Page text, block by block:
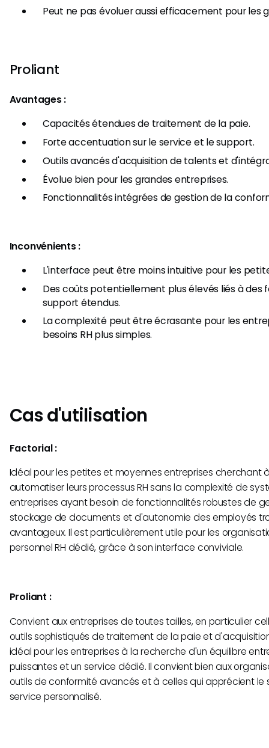
Peut ne pas évoluer aussi efficacement pour les
Proliant
Avantages :
Capacités étendues de traitement de la paie.
Forte accentuation sur le service et le support.
Outils avancés d'acquisition de talents et
Évolue bien pour les grandes entreprises.
Fonctionnalités intégrées de gestion de la
Inconvénients :
L'interface peut être moins intuitive pour les
Des coûts potentiellement plus élevés liés à des
support étendus.
La complexité peut être écrasante pour les
besoins RH plus simples.
Cas d'utilisation
Factorial :
Idéal pour les petites et moyennes entreprises cherchant
automatiser leurs processus RH sans la complexité de
entreprises ayant besoin de fonctionnalités robustes de
stockage de documents et d'autonomie des employés
avantageux. Il est particulièrement utile pour les
personnel RH dédié, grâce à son interface conviviale.
Proliant :
Convient aux entreprises de toutes tailles, en particulier
outils sophistiqués de traitement de la paie et
idéal pour les entreprises à la recherche d'un équilibre
puissantes et un service dédié. Il convient bien aux
outils de conformité avancés et à celles qui apprécient le
service personnalisé.